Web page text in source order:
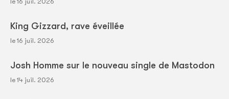
King Gizzard, rave éveillée
le 16 juil. 2026
Josh Homme sur le nouveau single de Mastodon
le 14 juil. 2026